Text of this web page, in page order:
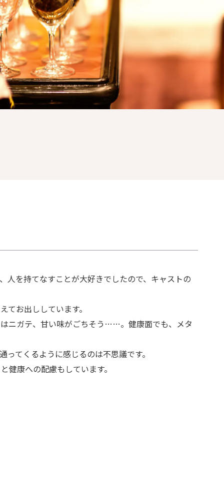
人を持てなすことが大好きでしたので、キャストの
お出ししています。
ニガテ、甘い味がごちそう……。健康面でも、メタ
てくるように感じるのは不思議です。
康への配慮もしています。